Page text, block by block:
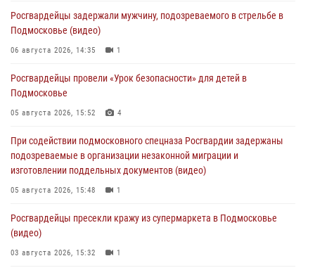
Росгвардейцы задержали мужчину, подозреваемого в стрельбе в
Подмосковье (видео)
06 августа 2026, 14:35 1
Росгвардейцы провели «Урок безопасности» для детей в
Подмосковье
05 августа 2026, 15:52 4
При содействии подмосковного спецназа Росгвардии задержаны
подозреваемые в организации незаконной миграции и
изготовлении поддельных документов (видео)
05 августа 2026, 15:48 1
Росгвардейцы пресекли кражу из супермаркета в Подмосковье
(видео)
03 августа 2026, 15:32 1